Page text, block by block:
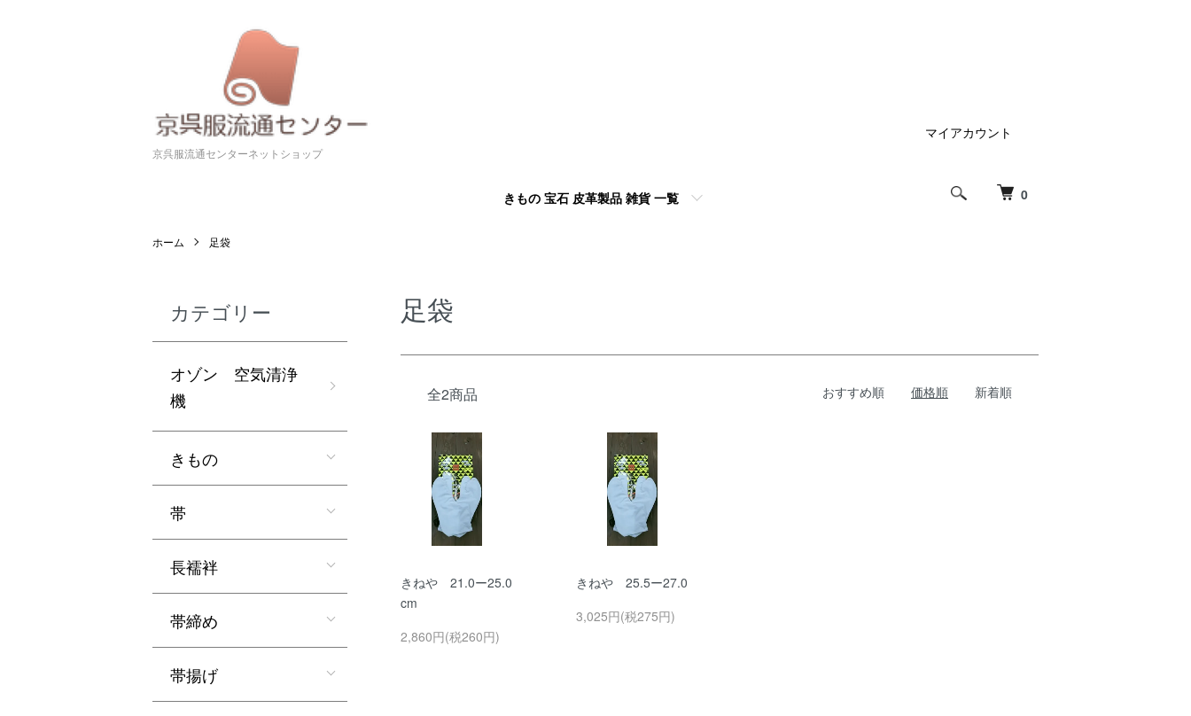
京呉服流通センターネットショップ
0
きもの 宝石 皮革製品 雑貨 一覧
マイアカウント
ホーム 足袋
足袋
全2商品 おすすめ順 価格順 新着順
きねや 21.0ー25.0
cm
2,860円(税260円)
きねや 25.5ー27.0
3,025円(税275円)
カテゴリー
オゾン 空気清浄
機
きもの
帯
長襦袢
帯締め
帯揚げ